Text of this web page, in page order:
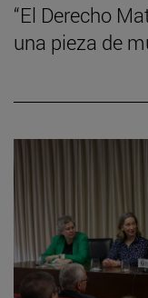
“El Derecho
una pieza de